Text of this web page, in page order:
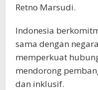
Retno Marsudi.
Indonesia
sama dengan
memperkuat
mendorong
dan inklusif.